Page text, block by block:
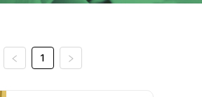
1